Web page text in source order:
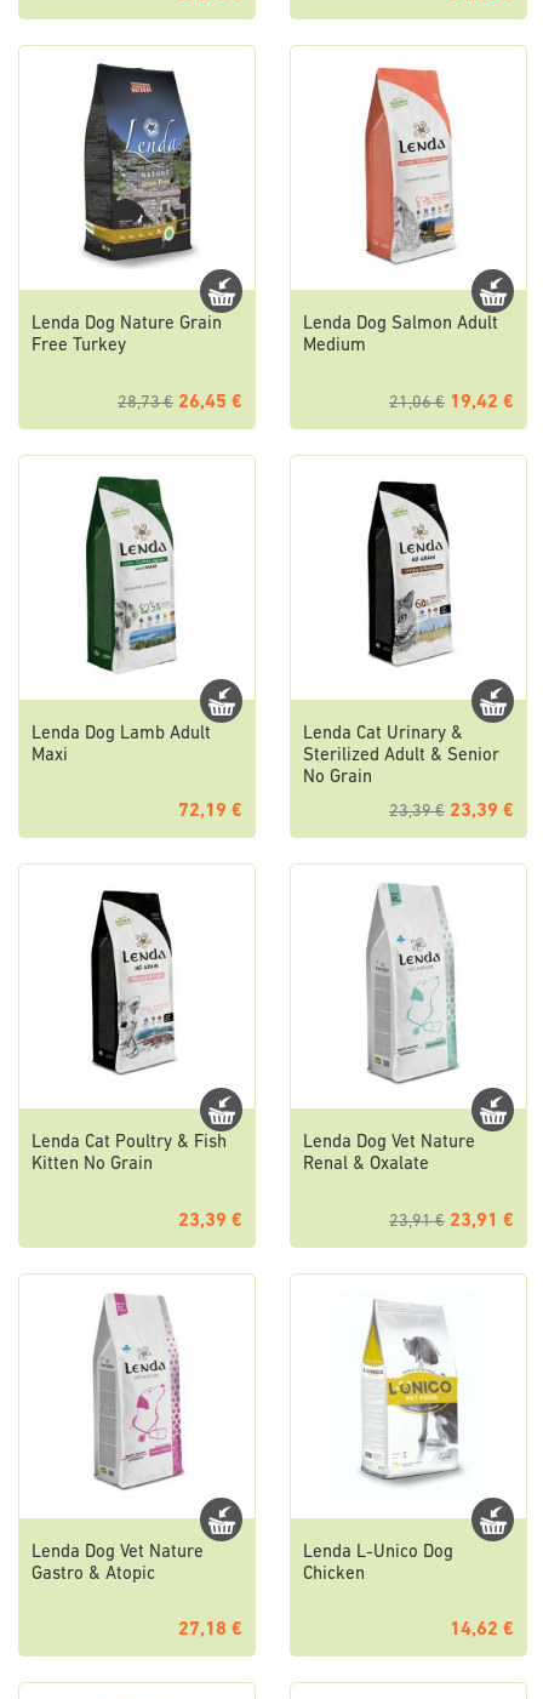
Lenda Dog Nature Grain
Free Turkey
28,73 € 26,45 €
Lenda Dog Salmon Adult
Medium
21,06 € 19,42 €
Lenda Dog Lamb Adult
Maxi
72,19 €
Lenda Cat Urinary &
Sterilized Adult & Senior
No Grain
23,39 € 23,39 €
Lenda Cat Poultry & Fish
Kitten No Grain
23,39 €
Lenda Dog Vet Nature
Renal & Oxalate
23,91 € 23,91 €
Lenda Dog Vet Nature
Gastro & Atopic
27,18 €
Lenda L-Unico Dog
Chicken
14,62 €